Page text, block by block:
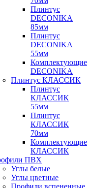
Плинтус
DECONIKA
85мм
Плинтус
DECONIKA
55мм
Комплектующие
DECONIKA
Плинтус КЛАССИК
Плинтус
КЛАССИК
55мм
Плинтус
КЛАССИК
70мм
Комплектующие
КЛАССИК
ПВХ
Углы белые
Углы цветные
Профили вспененные